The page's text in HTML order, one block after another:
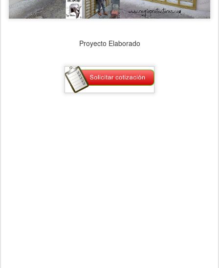
Proyecto Elaborado